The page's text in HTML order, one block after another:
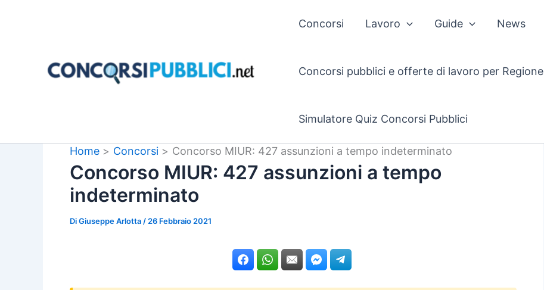
Concorsi Lavoro Guide News
Concorsi pubblici e offerte di lavoro per Regione
Simulatore Quiz Concorsi Pubblici
Home Concorsi Concorso MIUR: 427 assunzioni a tempo indeterminato
Concorso MIUR: 427 assunzioni a tempo
indeterminato
DiGiuseppe Arlotta / 26 Febbraio 2021